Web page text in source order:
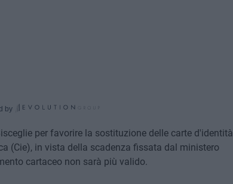
by
per favorire la sostituzione delle carte d'identità
(Cie), in vista della scadenza fissata dal ministero
cartaceo non sarà più valido.